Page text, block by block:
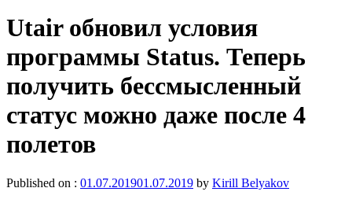
Utair обновил условия
программы Status. Теперь
получить бессмысленный
статус можно даже после 4
полетов
Published on : 01.07.201901.07.2019 by Kirill Belyakov